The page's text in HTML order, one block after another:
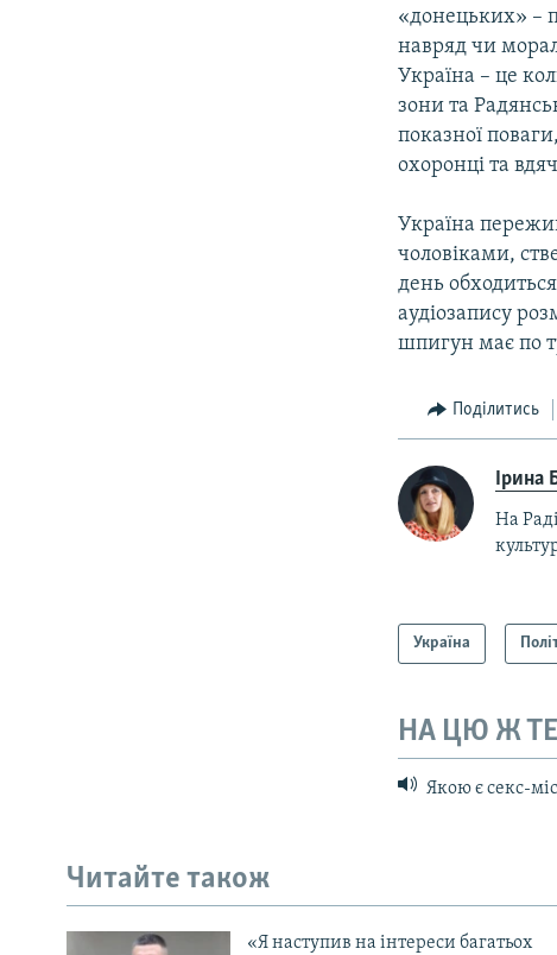
«донецьких» –
навряд чи
Україна – це
зони та
показної
охоронці та
Україна
чоловіками,
день
аудіозапису
шпигун має по
Поділитись
Ірина
На
Україна
НА ЦЮ Ж
Якою є секс-
Читайте також
«Я наступив на інтереси багатьох